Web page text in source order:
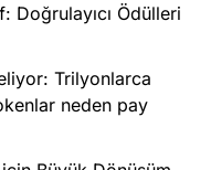
Doğrulayıcı Ödülleri
Trilyonlarca
neden pay